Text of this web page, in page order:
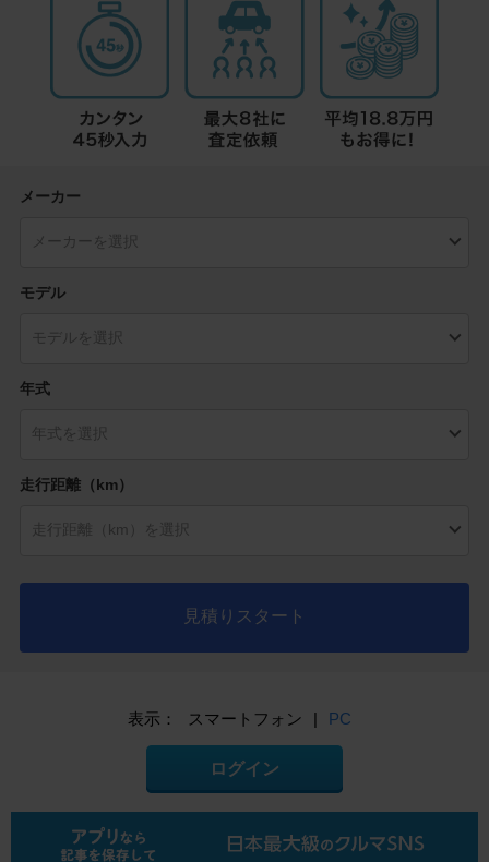
メーカー
モデル
年式
走行距離（km）
見積りスタート
表示： スマートフォン | PC
ログイン